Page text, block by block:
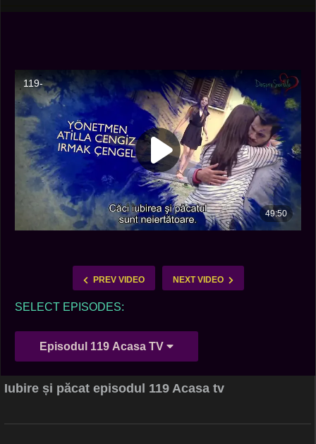
PREV VIDEO NEXT VIDEO
SELECT EPISODES:
Episodul 119 Acasa TV
Iubire și păcat episodul 119 Acasa tv